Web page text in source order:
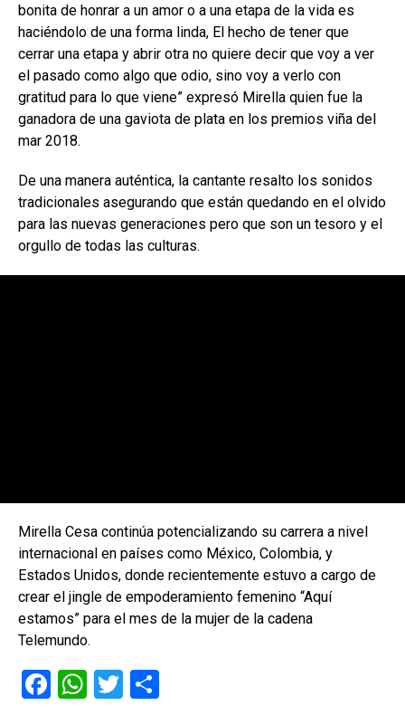
bonita de honrar a un amor o a una etapa de la vida es
haciéndolo de una forma linda, El hecho de tener que
cerrar una etapa y abrir otra no quiere decir que voy a ver
el pasado como algo que odio, sino voy a verlo con
gratitud para lo que viene” expresó Mirella quien fue la
ganadora de una gaviota de plata en los premios viña del
mar 2018.
De una manera auténtica, la cantante resalto los sonidos
tradicionales asegurando que están quedando en el olvido
para las nuevas generaciones pero que son un tesoro y el
orgullo de todas las culturas.
Mirella Cesa continúa potencializando su carrera a nivel
internacional en países como México, Colombia, y
Estados Unidos, donde recientemente estuvo a cargo de
crear el jingle de empoderamiento femenino “Aquí
estamos” para el mes de la mujer de la cadena
Telemundo.
F
W T